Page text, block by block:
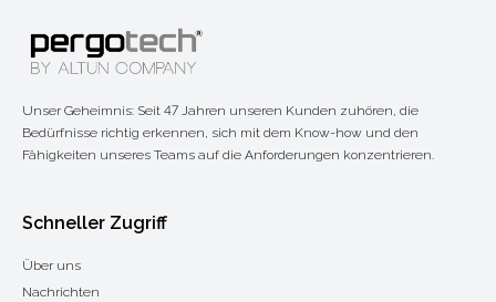
Unser Geheimnis: Seit 47 Jahren unseren Kunden zuhören, die
Bedürfnisse richtig erkennen, sich mit dem Know-how und den
Fähigkeiten unseres Teams auf die Anforderungen konzentrieren.
Schneller Zugriff
Über uns
Nachrichten